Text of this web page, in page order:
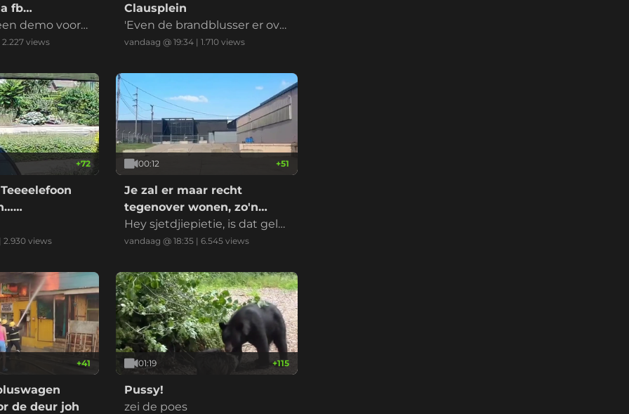
fb
demo voord
2.227views
Clausplein
'Even de brandblusser er ove
r en het is geblust' riep iema
vandaag @ 19:34 |1.710 views
+72
2.930views
00:12 +51
Je zal er maar recht
tegenover wonen, zo'n
datacenter
Hey sjetdjiepietie, is dat gelui
d normaal?
vandaag @ 18:35 |6.545 views
+41
de deur joh
01:19 +115
Pussy!
zei de poes